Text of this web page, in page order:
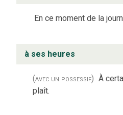
En ce moment de la
à ses heures
(avec un possessif) À
plaît.